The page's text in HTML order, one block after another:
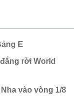
E
rời World
vào vòng 1/8